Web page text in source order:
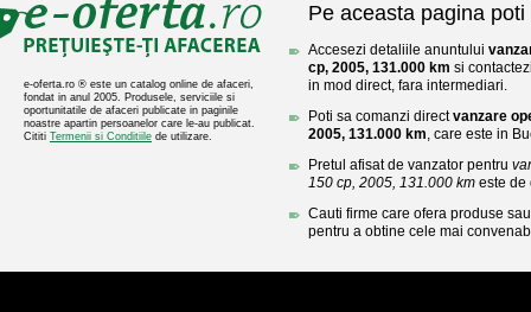
e-oferta.ro ® este un catalog online de afaceri,
fondat in anul 2005. Produsele, serviciile si
oportunitatile de afaceri publicate in paginile
noastre apartin persoanelor care le-au publicat.
Cititi Termenii si Conditiile de utilizare.
Pe aceasta pagina poti
Accesezi detaliile anuntului
cp, 2005, 131.000 km si
in mod direct, fara intermediari.
Poti sa comanzi directvanzare
2005, 131.000 km, care este in
Pretul afisat de vanzator pentru
150 cp, 2005, 131.000 km este de
Cauti firme care ofera produse
pentru a obtine cele mai